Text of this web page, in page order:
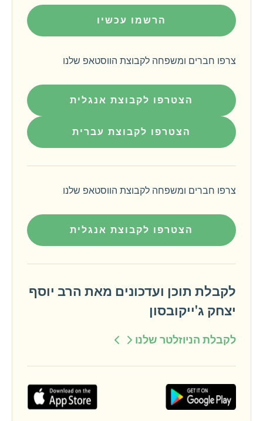
הרשמו עכשיו
צרפו חברים ומשפחה לקבוצת הווסטאפ שלנו
הצטרפו לקבוצת אנגלית
הצטרפו לקבוצת עברית
צרפו חברים ומשפחה לקבוצת הווסטאפ שלנו
הצטרפו לקבוצת אנגלית
לקבלת תוכן ועדכונים מאת הרב יוסף
יצחק ג'ייקובסון
לקבלת הניוזלטר שלנו